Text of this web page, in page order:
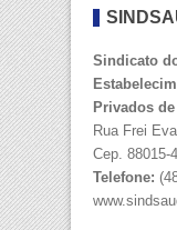
Sindicato
Privados
Rua Frei
Cep. 88015-
Telefone: